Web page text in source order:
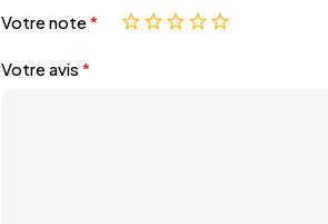
Votre note*
Votre avis *